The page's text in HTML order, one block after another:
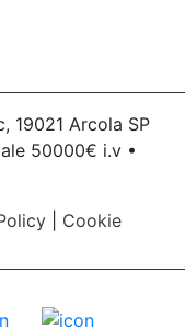
19021 Arcola SP
50000€ i.v •
Cookie